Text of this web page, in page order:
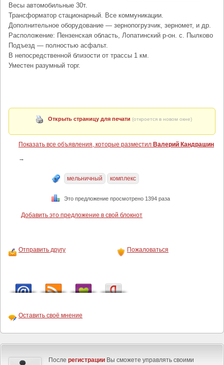
Весы автомобильные 30т.
Трансформатор стационарный. Все коммуникации.
Дополнительное оборудование — зернопогрузчик, зерномет, и др.
Расположение: Пензенская область, Лопатинский р-он. с. Пылково
Подъезд — полностью асфальт.
В непосредственной близости от трассы 1 км.
Уместен разумный торг.
Открыть страницу для печати (откроется в новом окне)
Показать все объявления, которые разместил Валерий Кандрашин
→
мельничный комплекс
Это предложение просмотрено 1394 раза
Добавить это предложение в свой блокнот
Отправить другу Пожаловаться
Оставить своё мнение
После регистрации Вы сможете управлять своими